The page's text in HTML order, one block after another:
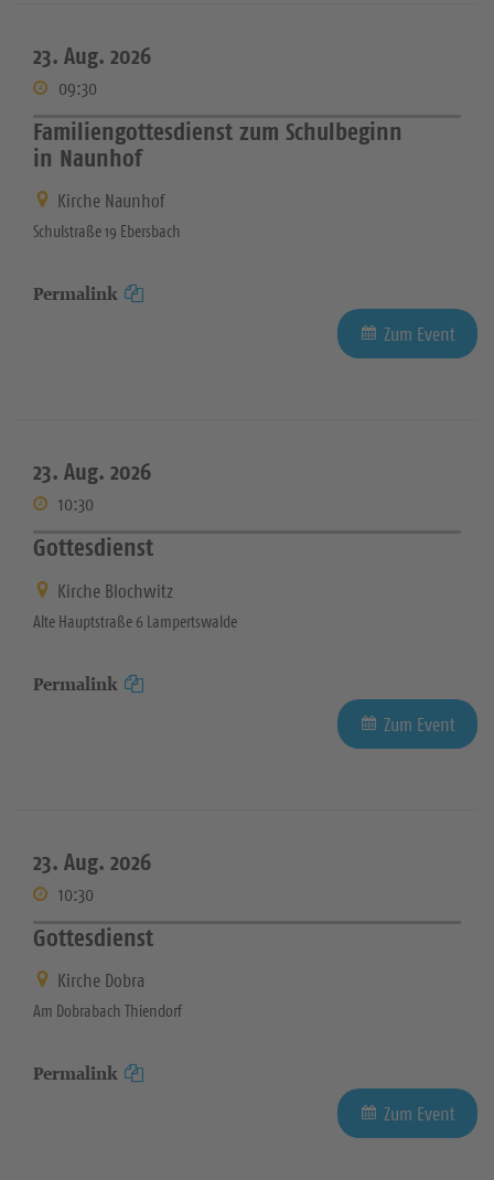
23. Aug. 2026
09:30
Familiengottesdienst zum Schulbeginn
in Naunhof
Kirche Naunhof
Schulstraße 19 Ebersbach
Permalink
Zum Event
23. Aug. 2026
10:30
Gottesdienst
Kirche Blochwitz
Alte Hauptstraße 6 Lampertswalde
Permalink
Zum Event
23. Aug. 2026
10:30
Gottesdienst
Kirche Dobra
Am Dobrabach Thiendorf
Permalink
Zum Event